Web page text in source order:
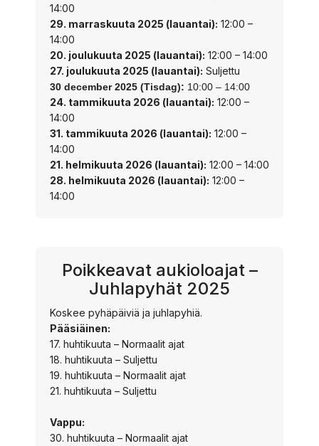
14:00
29. marraskuuta 2025 (lauantai): 12:00 –
14:00
20. joulukuuta 2025 (lauantai): 12:00 – 14:00
27. joulukuuta 2025 (lauantai): Suljettu
30 december 2025 (Tisdag): 10:00 – 14:00
24. tammikuuta 2026 (lauantai): 12:00 –
14:00
31. tammikuuta 2026 (lauantai): 12:00 –
14:00
21. helmikuuta 2026 (lauantai): 12:00 – 14:00
28. helmikuuta 2026 (lauantai): 12:00 –
14:00
Poikkeavat aukioloajat –
Juhlapyhät 2025
Koskee pyhäpäiviä ja juhlapyhiä.
Pääsiäinen:
17. huhtikuuta – Normaalit ajat
18. huhtikuuta – Suljettu
19. huhtikuuta – Normaalit ajat
21. huhtikuuta – Suljettu
Vappu:
30. huhtikuuta – Normaalit ajat